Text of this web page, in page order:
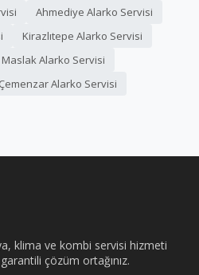
Ahmediye Alarko Servisi
Kirazlıtepe Alarko Servisi
Maslak Alarko Servisi
Çemenzar Alarko Servisi
klima ve kombi servisi hizmeti
çözüm ortağınız.